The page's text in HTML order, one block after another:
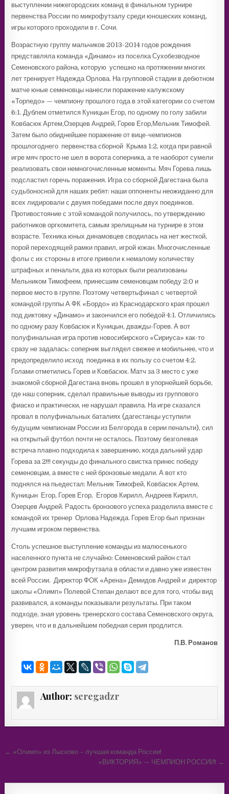
СУХОБЕЗВОДНОГО!
выступлении нижегородских команд в финальном турнире
первенства России по микрофутзалу среди юношеских команд,
игры которого проходили в г. Сочи.
Возрастную группу мальчиков 2013-2014 годов рождения
представляла команда «Динамо» из поселка Сухобезводное
Семеновского района, которую успешно на протяжении многих
лет тренирует Надежда Орлова. На групповой стадии в дебютном
матче юные семеновцы нанесли поражение калужскому
«Торпедо» — чемпиону прошлого года в этой категории со счетом
6:1. Дублем отметился Куницын Егор, по одному по голу забили
Ковбасюк Артем,Озерцев Андрей, Горев Егор,Мельник Тимофей.
Затем было обиднейшее поражение от вице-чемпионов
прошлогоднего первенства сборной Крыма 1:2, когда при равной
игре мяч просто не шел в ворота соперника, а те наоборот сумели
реализовать свои немногочисленные моменты. Мяч Горева лишь
подсластил горечь поражения. Игра со сборной Дагестана была
судьбоносной для наших ребят: наши оппоненты неожиданно для
всех лидировали с двумя победами после двух поединков.
Противостояние с этой командой получилось, по утверждению
работников оргкомитета, самым зрелищным на турнире в этом
возрасте. Техника юных динамовцев сводилась на нет жесткой,
порой переходящей рамки правил, игрой южан. Многочисленные
фолы с их стороны в итоге привели к немалому количеству
штрафных и пенальти, два из которых были реализованы
Мельником Тимофеем, принесшим семеновцам победу 2:0 и
первое место в группе. Поэтому четвертьфинал с четвертой
командой группы А ФК «Бордо» из Краснодарского края прошел
под диктовку «Динамо» и закончился его победой 4:1. Отличились
по одному разу Ковбасюк и Куницын, дважды-Горев. А вот
полуфинальная игра против новосибирского «Сириуса» как-то
сразу не задалась: соперник выглядел свежее и мобильнее, что и
предопределило исход поединка в их пользу со счетом 4:2.
Голами отметились Горев и Ковбасюк. Матч за 3 место с уже
знакомой сборной Дагестана вновь прошел в упорнейшей борьбе,
где наш соперник, сделал правильные выводы из группового
фиаско и практически, не нарушал правила. На игре сказался
провал в полуфинальных баталиях (дагестанцы уступили
будущим чемпионам России из Белгорода в серии пенальти), сил
на открытый футбол почти не осталось. Поэтому безголевая
встреча плавно подходила к завершению, когда дальний удар
Горева за 2!!! секунды до финального свистка принес победу
семеновцам, а вместе с ней бронзовые медали. А вот кто
поднялся на пьедестал: Мельник Тимофей, Ковбасюк Артем,
Куницын Егор, Горев Егор, Егоров Кирилл, Андреев Кирилл,
Озерцев Андрей. Радость бронзового успеха разделила вместе с
командой их тренер Орлова Надежда. Горев Егор был признан
лучшим игроком первенства.
Столь успешное выступление команды из малюсенького
населенного пункта не случайно: Семеновский район стал
центром развития микрофутзала в области и давно уже известен
всей России. Директор ФОК «Арена» Демидов Андрей и директор
школы «Олимп» Полевой Степан делают все для того, чтобы вид
развивался, а команды показывали результаты. При таком
подходе, зная уровень тренерского состава Семеновского округа,
уверен, что и в дальнейшем победная серия продлится.
П.В. Романов
Author: seregadzr
Навигация
записям
← «Олимп» из Лысково – лучшая команда России!
«ВИКТОРИЯ» — ЧЕМПИОН РОССИИ! →